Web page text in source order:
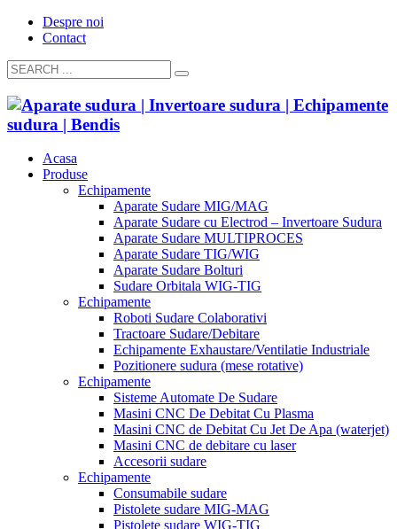
Despre noi
Contact
Acasa
Produse
Echipamente
Aparate Sudare MIG/MAG
Aparate Sudare cu Electrod – Invertoare Sudura
Aparate Sudare MULTIPROCES
Aparate Sudare TIG/WIG
Aparate Sudare Bolturi
Sudare Orbitala WIG-TIG
Echipamente
Roboti Sudare Colaborativi
Tractoare Sudare/Debitare
Echipamente Exhaustare/Ventilatie Industriale
Pozitionere sudura (mese rotative)
Echipamente
Sisteme Automate De Sudare
Masini CNC De Debitat Cu Plasma
Masini CNC de Debitat Cu Jet De Apa (waterjet)
Masini CNC de debitare cu laser
Accesorii sudare
Echipamente
Consumabile sudare
Pistolete sudare MIG-MAG
Pistolete sudare WIG-TIG